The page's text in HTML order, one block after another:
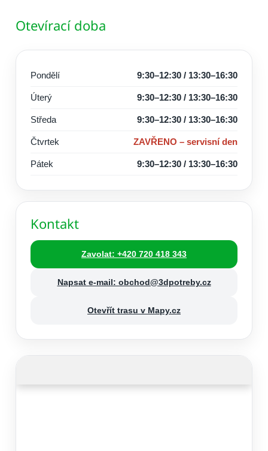
Otevírací doba
Pondělí 9:30–12:30 / 13:30–16:30
Úterý 9:30–12:30 / 13:30–16:30
Středa 9:30–12:30 / 13:30–16:30
Čtvrtek ZAVŘENO – servisní den
Pátek 9:30–12:30 / 13:30–16:30
Kontakt
Zavolat: +420 720 418 343
Napsat e-mail: obchod@3dpotreby.cz
Otevřít trasu v Mapy.cz